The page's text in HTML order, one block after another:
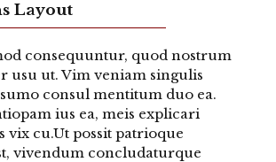
Layout
consequuntur, quod nostrum
usu ut. Vim veniam singulis
consul mentitum duo ea.
ius ea, meis explicari
vix cu.Ut possit patrioque
vivendum concludaturque